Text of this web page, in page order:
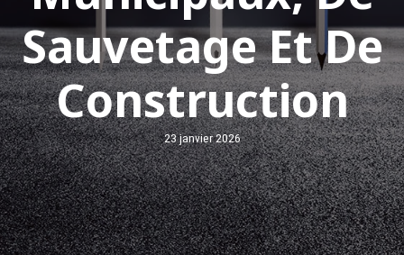
Sauvetage Et De
Construction
23 janvier 2026